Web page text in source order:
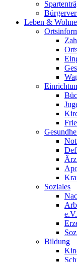
Leben &
Soziales
e.V.
Bildung